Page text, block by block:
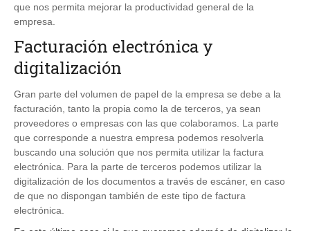
que nos permita mejorar la productividad general de la
empresa.
Facturación electrónica y
digitalización
Gran parte del volumen de papel de la empresa se debe a la
facturación, tanto la propia como la de terceros, ya sean
proveedores o empresas con las que colaboramos. La parte
que corresponde a nuestra empresa podemos resolverla
buscando una solución que nos permita utilizar la factura
electrónica. Para la parte de terceros podemos utilizar la
digitalización de los documentos a través de escáner, en caso
de que no dispongan también de este tipo de factura
electrónica.